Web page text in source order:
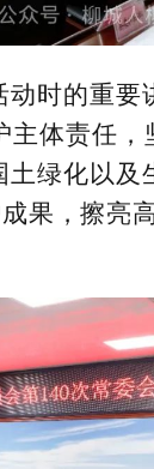
时的重要
体责任，
绿化以
果，擦亮